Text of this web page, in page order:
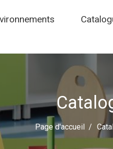
Page d'accueil